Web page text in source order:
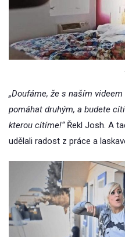
.
„Doufáme, že s naším
pomáhat druhým, a budete
kterou cítíme!“Řekl Josh. A
udělali radost z práce a